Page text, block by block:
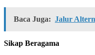
Baca Juga: Jalur
Sikap Beragama